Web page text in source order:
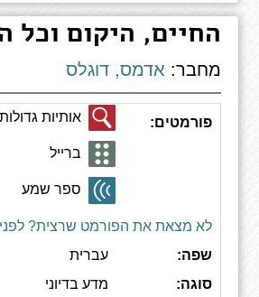
החיים, היקום וכל
מחבר: אדמס, דוגלס
פורמטים: אותיות גדולות
ברייל
ספר שמע
לא מצאת את הפורמט שרצית?
שפה:
עברית
סוגה:
מדע בדיוני